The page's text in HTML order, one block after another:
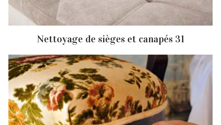
Nettoyage de sièges et canapés 31